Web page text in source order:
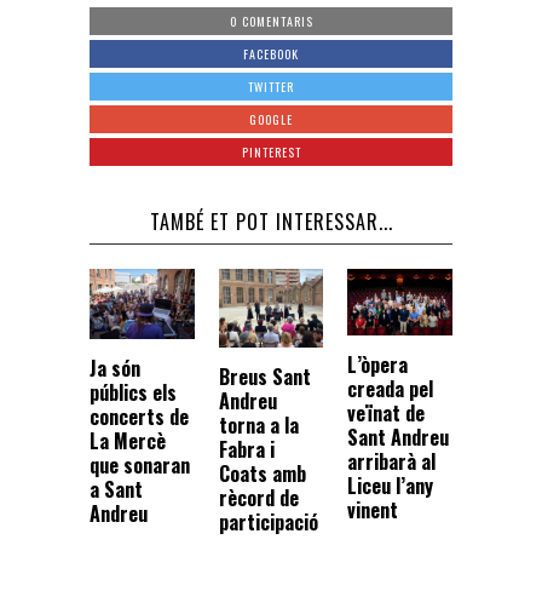
0 COMENTARIS
FACEBOOK
TWITTER
GOOGLE
PINTEREST
TAMBÉ ET POT INTERESSAR...
Ja són
públics els
concerts de
La Mercè
que sonaran
a Sant
Andreu
Breus Sant
Andreu
torna a la
Fabra i
Coats amb
rècord de
participació
L’òpera
creada pel
veïnat de
Sant Andreu
arribarà al
Liceu l’any
vinent